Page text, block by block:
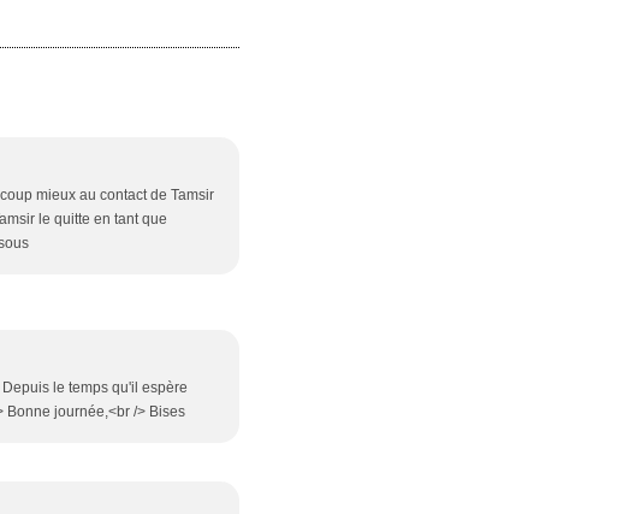
mieux au contact de Tamsir
le quitte en tant que
le temps qu'il espère
Bonne journée,<br /> Bises